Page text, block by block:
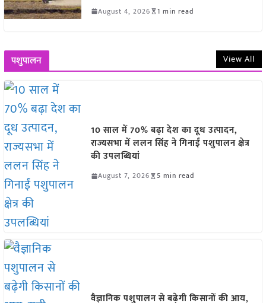
August 4, 2026 1 min read
पशुपालन View All
10 साल में 70% बढ़ा देश का दूध उत्पादन,
राज्यसभा में ललन सिंह ने गिनाईं पशुपालन क्षेत्र
की उपलब्धियां
August 7, 2026 5 min read
वैज्ञानिक पशुपालन से बढ़ेगी किसानों की आय,